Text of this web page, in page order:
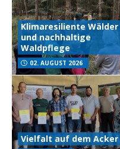
Klimaresiliente Wälder
und nachhaltige
Waldpflege
02. AUGUST 2026
Vielfalt auf dem Acker